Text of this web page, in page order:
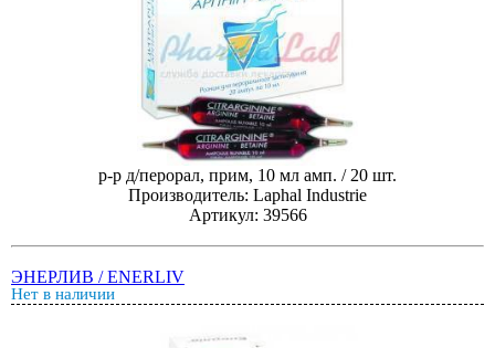
р-р д/перорал, прим, 10 мл амп. / 20 шт.
Производитель: Laphal Industrie
Артикул: 39566
ЭНЕРЛИВ / ENERLIV
Нет в наличии